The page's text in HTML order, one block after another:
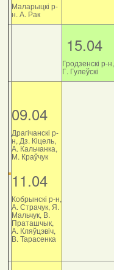
Маларыцкі р-
н. А. Рак
15.04
Гродзенскі р-н,
Г. Гулеўскі
09.04
Драгічанскі р-
н, Дз. Кіцель,
А. Кальчанка,
М. Краўчук
11.04
Кобрынскі р-н,
А. Страчук, Я.
Мальчук, В.
Праташчык,
А. Кляўцэвіч,
В. Тарасенка